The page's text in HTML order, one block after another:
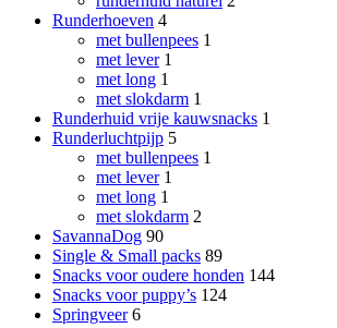
Runderhoeven 4
met bullenpees 1
met lever 1
met long 1
met slokdarm 1
Runderhuid vrije kauwsnacks 1
Runderluchtpijp 5
met bullenpees 1
met lever 1
met long 1
met slokdarm 2
SavannaDog 90
Single & Small packs 89
Snacks voor oudere honden 144
Snacks voor puppy’s 124
Springveer 6